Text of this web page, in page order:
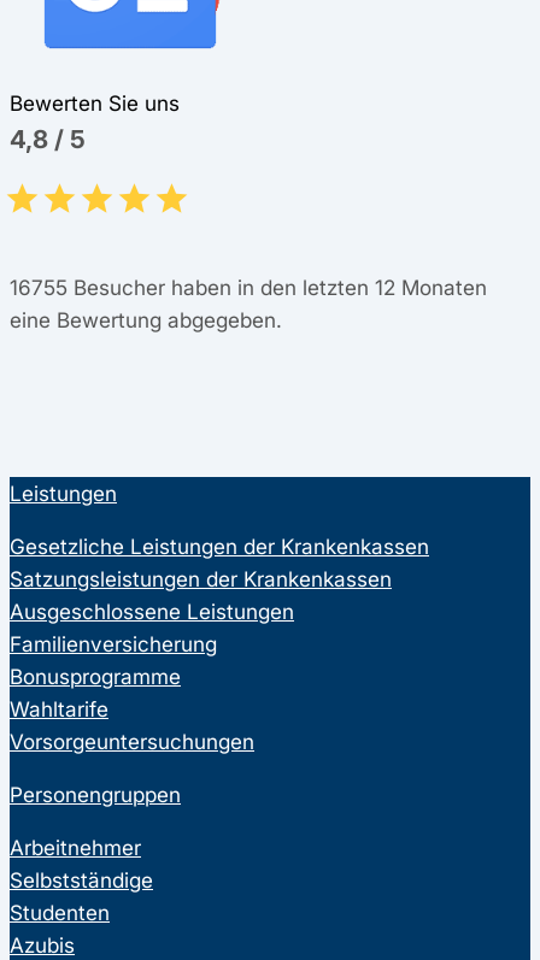
Bewerten Sie uns
4,8 / 5
16755 Besucher haben in den letzten 12 Monaten
eine Bewertung abgegeben.
Leistungen
Gesetzliche Leistungen der Krankenkassen
Satzungsleistungen der Krankenkassen
Ausgeschlossene Leistungen
Familienversicherung
Bonusprogramme
Wahltarife
Vorsorgeuntersuchungen
Personengruppen
Arbeitnehmer
Selbstständige
Studenten
Azubis